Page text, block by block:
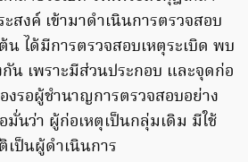
สงค์ เข้ามาดำเนินการตรวจสอบ
น ได้มีการตรวจสอบเหตุระเบิด พบ
น เพราะมีส่วนประกอบ และจุดก่อ
รอผู้ชำนาญการตรวจสอบอย่าง
มั่นว่า ผู้ก่อเหตุเป็นกลุ่มเดิม มีใช้
เป็นผู้ดำเนินการ